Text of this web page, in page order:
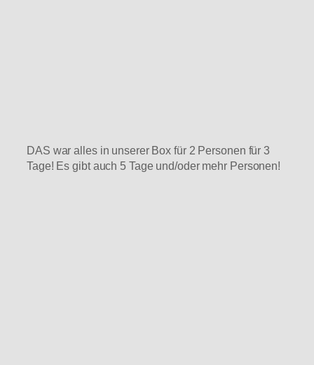
DAS war alles in unserer Box für 2 Personen für 3
Tage! Es gibt auch 5 Tage und/oder mehr Personen!